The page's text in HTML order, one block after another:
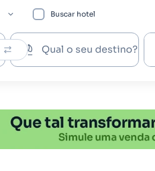
Buscar hotel
Qual o seu destino?